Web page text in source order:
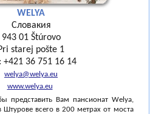
WELYA
Словакия
943 01 Štúrovo
starej pošte 1
+421 36 751 16 14
welya@welya.eu
www.welya.eu
представить Вам пансионат Welya,
Штурове всего в 200 метрах от моста